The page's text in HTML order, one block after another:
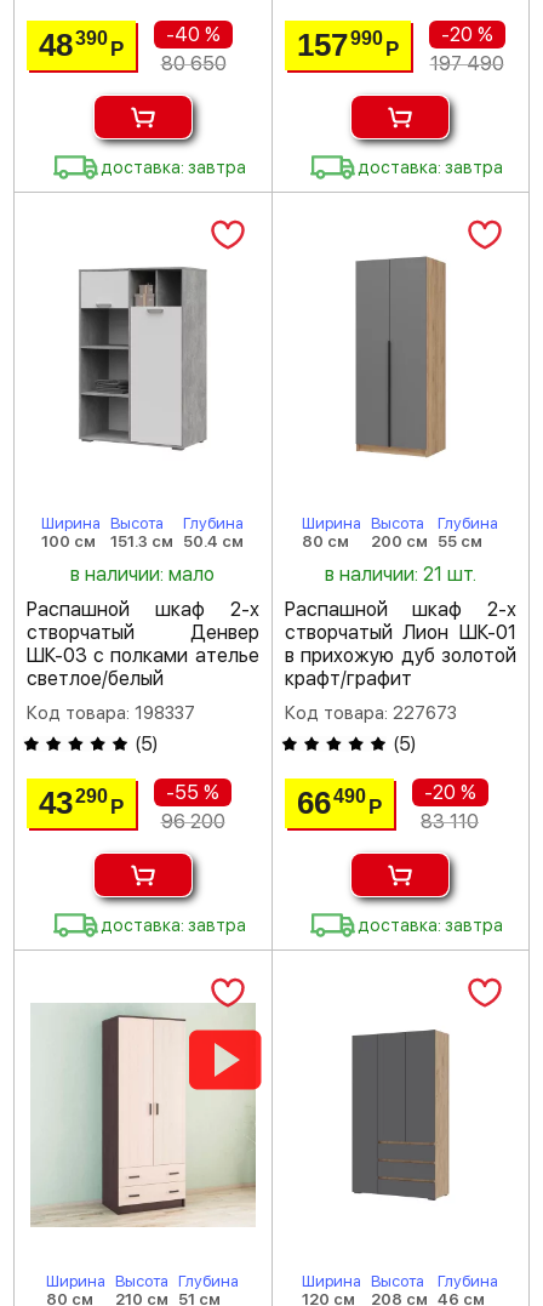
48390 Р
-40 %
80 650
доставка: завтра
157990 Р
-20 %
197 490
доставка: завтра
Ширина
100 см
Высота
151.3 см
Глубина
50.4 см
в наличии: мало
Распашной шкаф 2-х
створчатый Денвер
ШК-03 с полками ателье
светлое/белый
Код товара: 198337
(5)
43290 Р
-55 %
96 200
доставка: завтра
Ширина
80 см
Высота
200 см
Глубина
55 см
в наличии: 21 шт.
Распашной шкаф 2-х
створчатый Лион ШК-01
в прихожую дуб золотой
крафт/графит
Код товара: 227673
(5)
66490 Р
-20 %
83 110
доставка: завтра
Ширина
80 см
Высота
210 см
Глубина
51 см
Ширина
120 см
Высота
208 см
Глубина
46 см